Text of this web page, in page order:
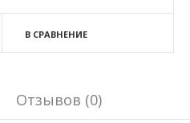
В СРАВНЕНИЕ
Отзывов (0)